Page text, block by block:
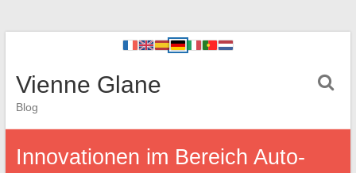
Vienne Glane
Blog
Innovationen im Bereich Auto-